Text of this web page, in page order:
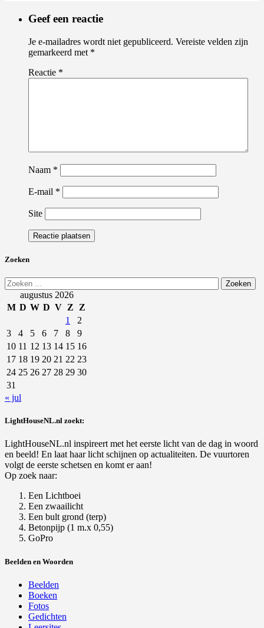
Geef een reactie
Je e-mailadres wordt niet gepubliceerd. Vereiste velden zijn
gemarkeerd met *
Reactie *
Naam *
E-mail *
Site
Zoeken
Zoeken
naar:augustus 2026
M D W D V Z
Z
1
2
3
4 5 6 7 8
9
10 11 12 13 14 15 16
17 18 19 20 21 22 23
24 25 26 27 28 29 30
31
« jul
LightHouseNL.nl zoekt:
LightHouseNL.nl inspireert met het eerste licht van de dag in woord
en beeld! En laat haar licht schijnen op actualiteiten. De vuurtoren
volgt de eerste schetsen en komt er aan!
Op zoek naar:
Een Lichtboei
Een zwaailicht
Een bult grond (terp)
Betonpijp (1 m.x 0,55)
GoPro
Beelden en Woorden
Beelden
Boeken
Fotos
Gedichten